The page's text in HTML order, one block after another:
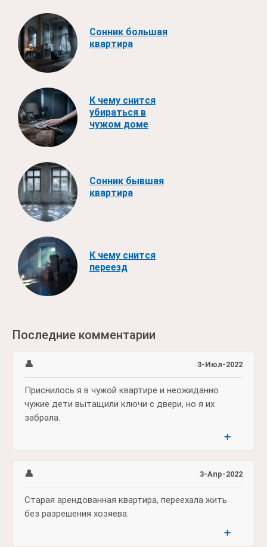
Сонник большая
квартира
К чему снится
убираться в
чужом доме
Сонник бывшая
квартира
К чему снится
переезд
Последние комментарии
3-Июл-2022
👤
Приснилось я в чужой квартире и неожиданно
чужие дети вытащили ключи с двери, но я их
забрала.
➕
3-Апр-2022
👤
Старая арендованная квартира, переехала жить
без разрешения хозяева.
➕